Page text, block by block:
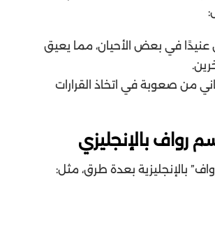
في بعض الأحيان، مما يعيق
من صعوبة في اتخاذ القرارات
رواف بالإنجليزي
بالإنجليزية بعدة طرق، مثل: